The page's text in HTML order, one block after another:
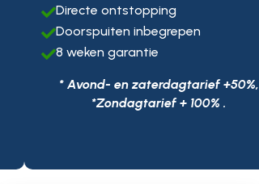
Directe ontstopping
Doorspuiten inbegrepen
8 weken garantie
* Avond- en zaterdagtarief +50%,
*Zondagtarief + 100% .